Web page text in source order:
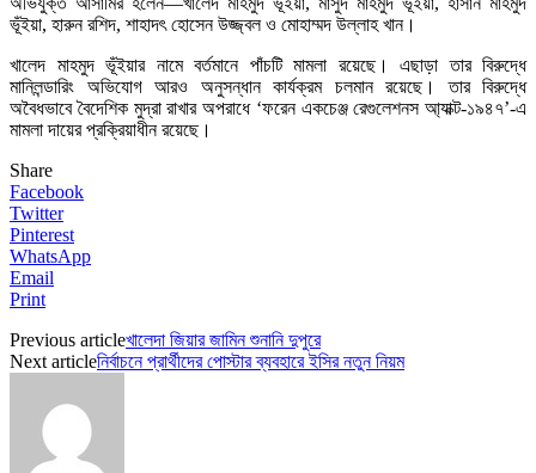
ভূঁইয়া, হারুন রশিদ, শাহাদৎ হোসেন উজ্জ্বল ও মোহাম্মদ উল্লাহ খান।
খালেদ মাহমুদ ভূঁইয়ার নামে বর্তমানে পাঁচটি মামলা রয়েছে। এছাড়া তার বিরুদ্ধে
মানিলন্ডারিং অভিযোগ আরও অনুসন্ধান কার্যক্রম চলমান রয়েছে। তার বিরুদ্ধে
অবৈধভাবে বৈদেশিক মুদ্রা রাখার অপরাধে ‘ফরেন একচেঞ্জ রেগুলেশনস আ্যাক্ট-১৯৪৭’-এ
মামলা দায়ের প্রক্রিয়াধীন রয়েছে।
Share
Facebook
Twitter
Pinterest
WhatsApp
Email
Print
Previous articleখালেদা জিয়ার জামিন শুনানি দুপুরে
Next articleনির্বাচনে প্রার্থীদের পোস্টার ব্যবহারে ইসির নতুন নিয়ম